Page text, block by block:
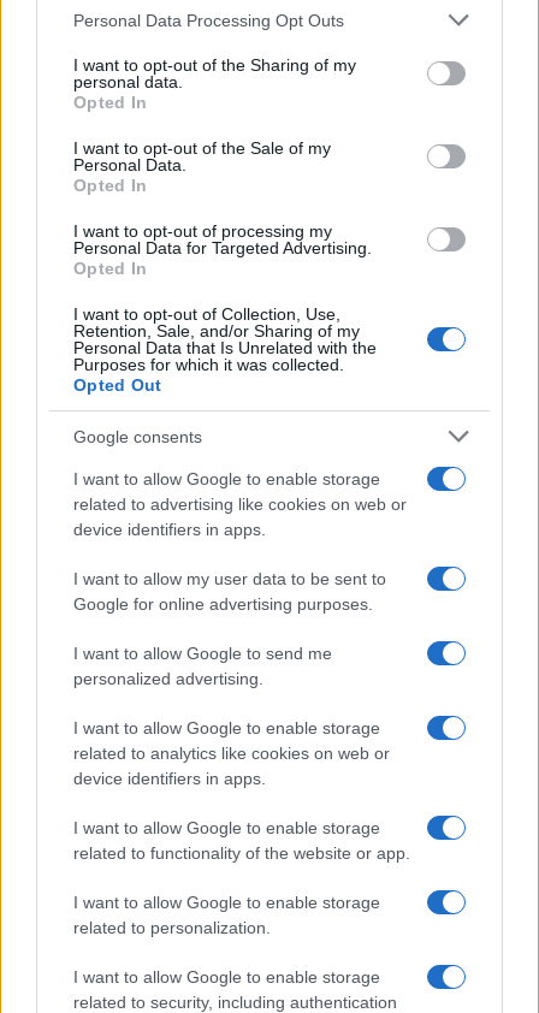
Please note that this website/app uses one or more Google
not limited to your visit or usage behaviour. You may click to
grant or deny consent to Google and its third-party tags to
use your data for below specified purposes in below Google
consent section.
Personal Data Processing Opt Outs
I want to opt-out of the Sharing of my
personal data.
Opted In
I want to opt-out of the Sale of my
Personal Data.
Opted In
I want to opt-out of processing my
Personal Data for Targeted Advertising.
Opted In
I want to opt-out of Collection, Use,
Retention, Sale, and/or Sharing of my
Personal Data that Is Unrelated with the
Purposes for which it was collected.
Opted Out
Google consents
I want to allow Google to enable storage
related to advertising like cookies on web or
device identifiers in apps.
I want to allow my user data to be sent to
Google for online advertising purposes.
I want to allow Google to send me
personalized advertising.
I want to allow Google to enable storage
related to analytics like cookies on web or
device identifiers in apps.
I want to allow Google to enable storage
related to functionality of the website or app.
I want to allow Google to enable storage
related to personalization.
I want to allow Google to enable storage
related to security, including authentication